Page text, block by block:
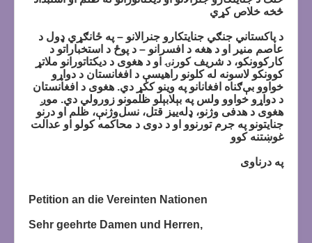
څخه خلاص کړي
د پاکستاني جنګي جنايتکارو جنرالانو – په ځانګړي ډول د
عاصم منير او د هغه د افسرانو – د پوځ د استخباراتو د
کارکوونکو، د شريف کورنۍ او د هغوی د ديکتاتورانو ملاتړ
کوونکو لاسونه له کلونو راهيسې د افغانستان د دواړو
خواوو بې‌ګناه افغانانو په وينو ککړ دي. هغوی د افغانستان
د دواړو خواوو ولس په بېلابېلو ظلمونو زورولي دي. موږ
هغوی د هدفی وژنو، ډله‌ييز قتل، نسل‌وژنې، ظلم او درنو
جنايتونو په جرم تورنوو او د دوی د محاکمه کولو او عدالت
غوښتنه کوو
په درناوی
Petition an die Vereinten Nationen
Sehr geehrte Damen und Herren,